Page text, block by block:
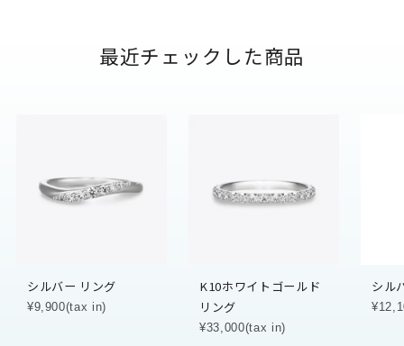
最近チェックした商品
シルバー リング
¥9,900(tax in)
K10ホワイトゴールド
リング
¥33,000(tax in)
シル